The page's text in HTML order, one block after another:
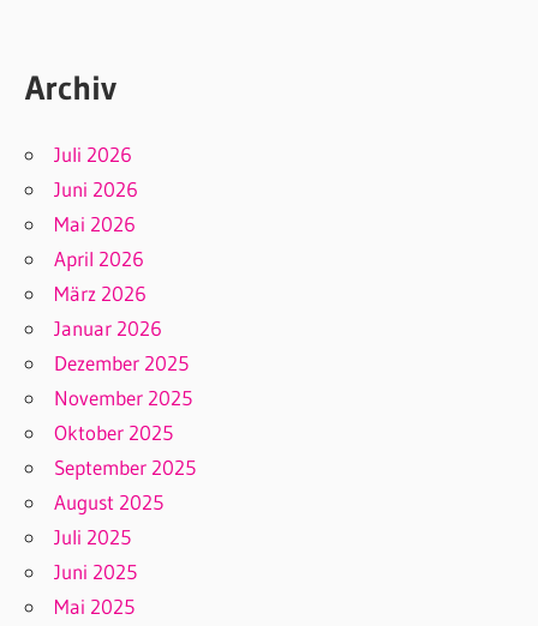
Archiv
Juli 2026
Juni 2026
Mai 2026
April 2026
März 2026
Januar 2026
Dezember 2025
November 2025
Oktober 2025
September 2025
August 2025
Juli 2025
Juni 2025
Mai 2025